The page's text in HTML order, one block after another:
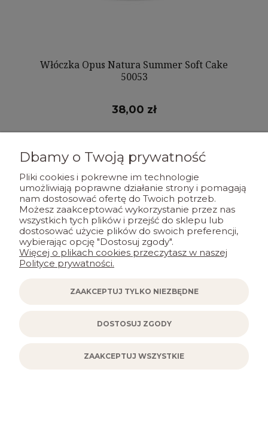
Włóczka Opus Natura Summer Soft Cake
50053
38,00 zł
Dbamy o Twoją prywatność
Pliki cookies i pokrewne im technologie
umożliwiają poprawne działanie strony i pomagają
nam dostosować ofertę do Twoich potrzeb.
Możesz zaakceptować wykorzystanie przez nas
wszystkich tych plików i przejść do sklepu lub
dostosować użycie plików do swoich preferencji,
wybierając opcję "Dostosuj zgody".
Więcej o plikach cookies przeczytasz w naszej
Polityce prywatności.
ZAAKCEPTUJ TYLKO NIEZBĘDNE
DOSTOSUJ ZGODY
ZAAKCEPTUJ WSZYSTKIE